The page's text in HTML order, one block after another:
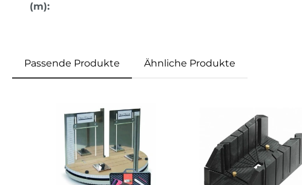
(m):
Passende Produkte Ähnliche Produkte